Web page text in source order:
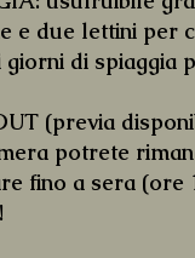
e due lettini per
di spiaggia
(previa
potrete
fino a sera